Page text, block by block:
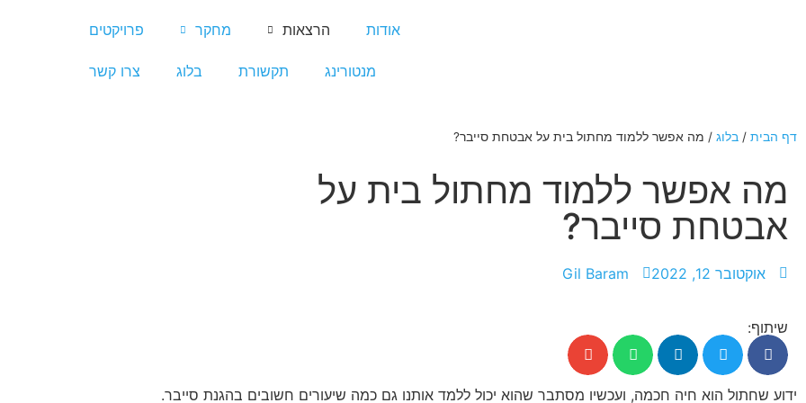
אודות הרצאות מחקר פרויקטים
מנטורינג תקשורת בלוג צרו קשר
דף הבית / בלוג / מה אפשר ללמוד מחתול בית על אבטחת סייבר?
מה אפשר ללמוד מחתול בית על
אבטחת סייבר?
אוקטובר 12, 2022 Gil Baram
שיתוף:
ידוע שחתול הוא חיה חכמה, ועכשיו מסתבר שהוא יכול ללמד אותנו גם כמה שיעורים חשובים בהגנת סייבר.